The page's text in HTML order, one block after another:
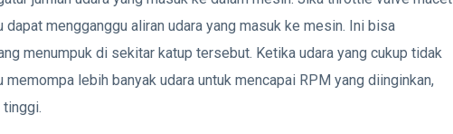
mengganggu aliran udara yang masuk ke mesin. Ini bisa
menumpuk di sekitar katup tersebut. Ketika udara yang cukup tidak
lebih banyak udara untuk mencapai RPM yang diinginkan,
tinggi.